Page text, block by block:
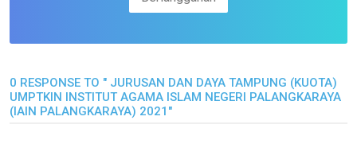
0 RESPONSE TO " JURUSAN DAN DAYA TAMPUNG (KUOTA)
UMPTKIN INSTITUT AGAMA ISLAM NEGERI PALANGKARAYA
(IAIN PALANGKARAYA) 2021"